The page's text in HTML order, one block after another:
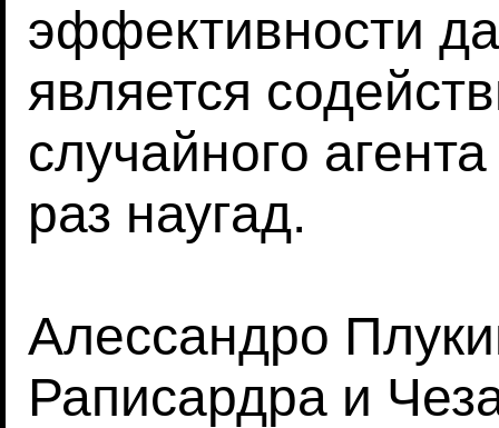
эффективности
является
случайного
раз наугад.
Алессандро
Раписардра и